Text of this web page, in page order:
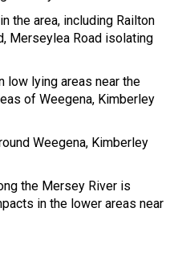
the area, including Railton
Merseylea Road isolating
low lying areas near the
of Weegena, Kimberley
Weegena, Kimberley
the Mersey River is
in the lower areas near